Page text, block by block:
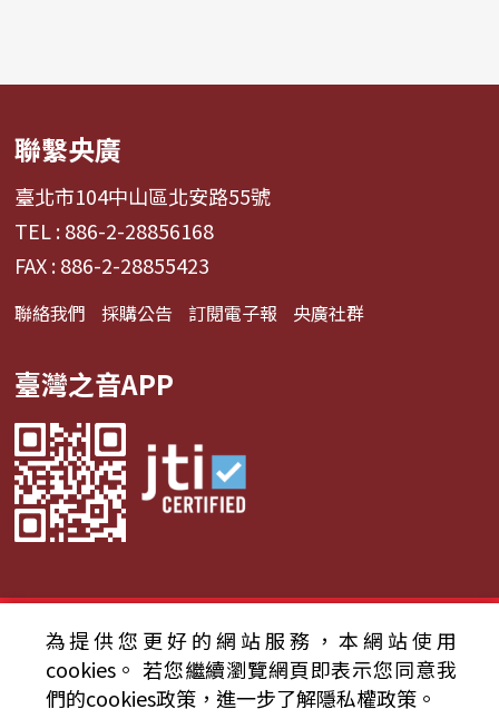
聯繫央廣
臺北市104中山區北安路55號
TEL : 886-2-28856168
FAX : 886-2-28855423
聯絡我們 採購公告 訂閱電子報 央廣社群
臺灣之音APP
© 2024財團法人中央廣播電臺 版權所有
資通安全政策聲明
服務條款 隱私權條款
為提供您更好的網站服務，本網站使用
cookies。 若您繼續瀏覽網頁即表示您同意我
們的cookies政策，進一步了解隱私權政策。